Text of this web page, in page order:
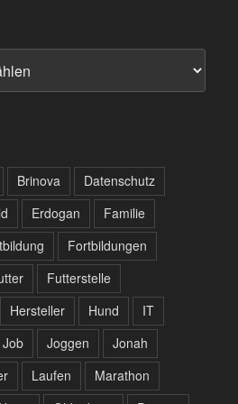
Brinova
Datenschutz
Erdogan
Familie
Fortbildungen
Futterstelle
Hersteller Hund
IT
Job Joggen
Jonah
Laufen
Marathon